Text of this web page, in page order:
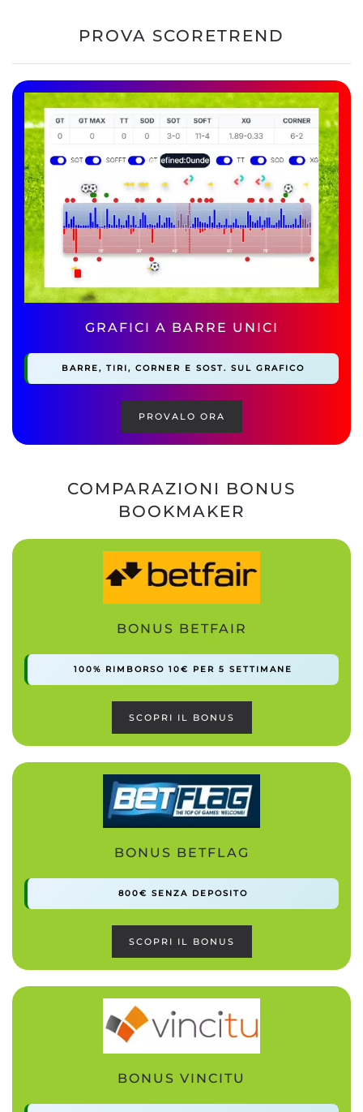
Ultimi Articoli
PROVA SCORETREND
GRAFICI A BARRE UNICI
BARRE, TIRI, CORNER E SOST. SUL GRAFICO
PROVALO ORA
COMPARAZIONI BONUS
BOOKMAKER
BONUS BETFAIR
100% RIMBORSO 10€ PER 5 SETTIMANE
SCOPRI IL BONUS
BONUS BETFLAG
800€ SENZA DEPOSITO
SCOPRI IL BONUS
BONUS VINCITU